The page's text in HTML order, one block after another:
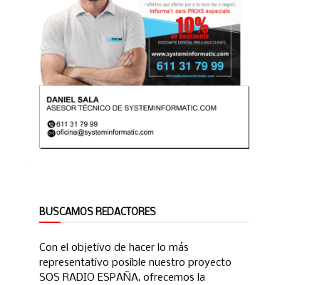
BUSCAMOS REDACTORES
Con el objetivo de hacer lo más
representativo posible nuestro proyecto
SOS RADIO ESPAÑA, ofrecemos la